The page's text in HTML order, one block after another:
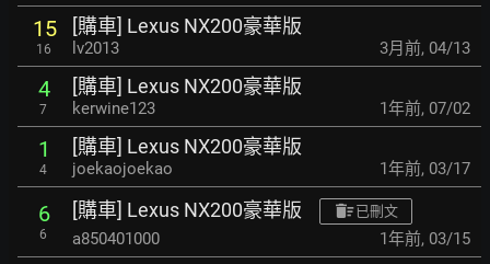
15
16
[購車] Lexus NX200豪華版
lv2013 3月前, 04/13
4
7
[購車] Lexus NX200豪華版
kerwine123 1年前, 07/02
1
4
[購車] Lexus NX200豪華版
joekaojoekao 1年前, 03/17
6
6
[購車] Lexus NX200豪華版 已刪文
a850401000 1年前, 03/15